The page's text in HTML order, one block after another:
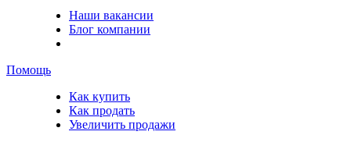
Наши вакансии
Блог компании
Помощь
Как купить
Как продать
Увеличить продажи